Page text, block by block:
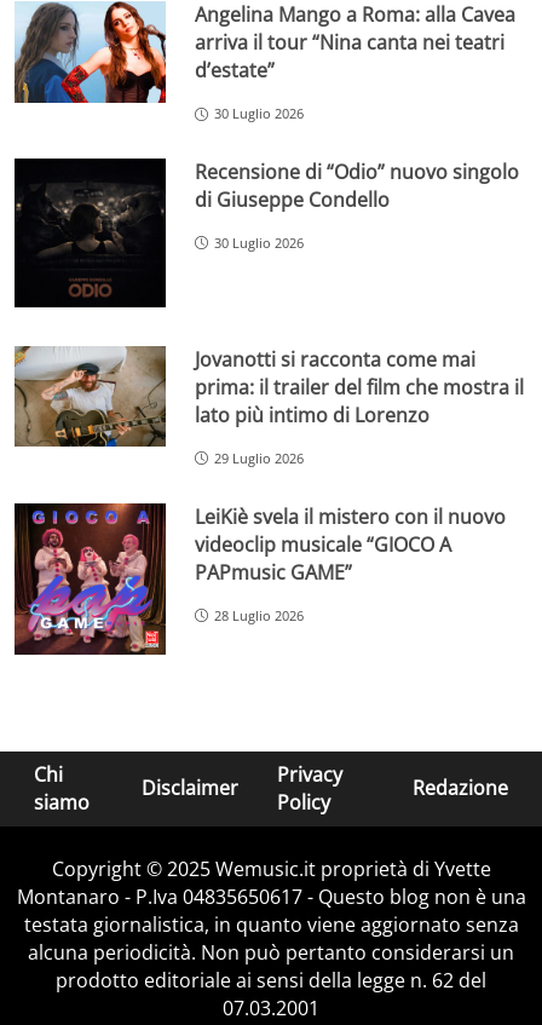
Angelina Mango a Roma: alla Cavea
arriva il tour “Nina canta nei teatri
d’estate”
30 Luglio 2026
Recensione di “Odio” nuovo singolo
di Giuseppe Condello
30 Luglio 2026
Jovanotti si racconta come mai
prima: il trailer del film che mostra il
lato più intimo di Lorenzo
29 Luglio 2026
LeiKiè svela il mistero con il nuovo
videoclip musicale “GIOCO A
PAPmusic GAME”
28 Luglio 2026
Chi
siamo
Disclaimer
Privacy
Policy
Redazione
Copyright © 2025 Wemusic.it proprietà di Yvette
Montanaro - P.Iva 04835650617 - Questo blog non è una
testata giornalistica, in quanto viene aggiornato senza
alcuna periodicità. Non può pertanto considerarsi un
prodotto editoriale ai sensi della legge n. 62 del
07.03.2001